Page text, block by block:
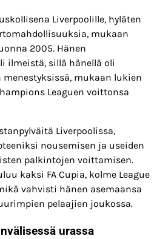
Liverpoolille, hyläten
mukaan
2005. Hänen
ilmeistä, sillä hänellä oli
mukaan lukien
Leaguen voittonsa
Liverpoolissa,
nousemisen ja useiden
palkintojen voittamisen.
kaksi FA Cupia, kolme League
vahvisti hänen asemaansa
pelaajien joukossa.
urassa